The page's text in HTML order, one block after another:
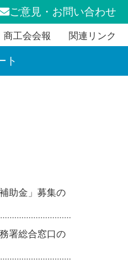
ご意見・お問い合わせ
商工会会報 関連リンク
ト
助金」募集の
署総合窓口の